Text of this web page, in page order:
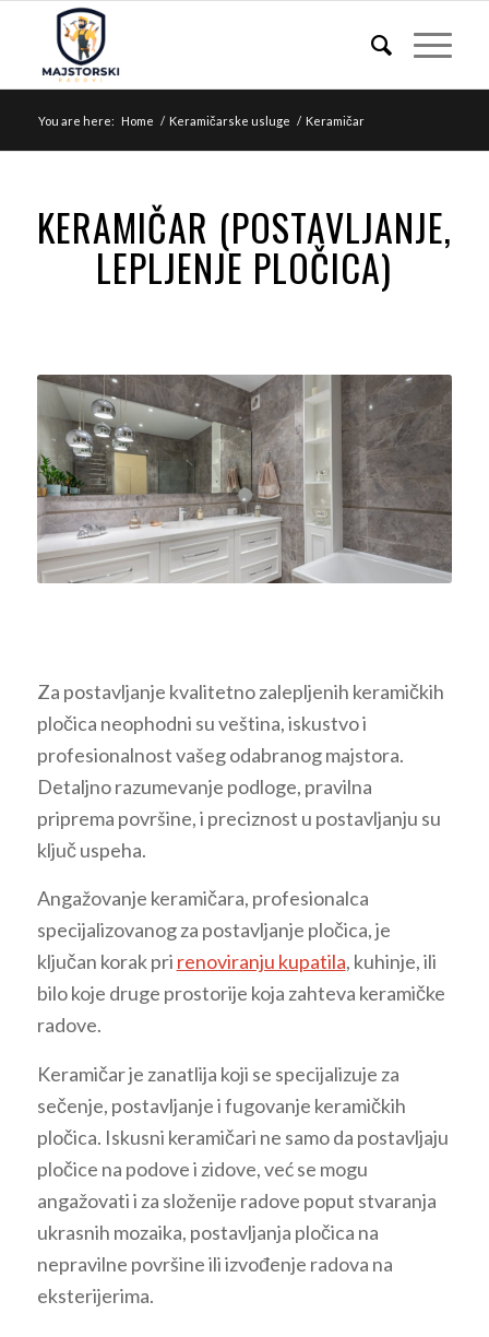
You are here: Home / Keramičarske usluge / Keramičar
KERAMIČAR (POSTAVLJANJE,
LEPLJENJE PLOČICA)
Za postavljanje kvalitetno zalepljenih keramičkih
pločica neophodni su veština, iskustvo i
profesionalnost vašeg odabranog majstora.
Detaljno razumevanje podloge, pravilna
priprema površine, i preciznost u postavljanju su
ključ uspeha.
Angažovanje keramičara, profesionalca
specijalizovanog za postavljanje pločica, je
ključan korak pri renoviranju kupatila, kuhinje, ili
bilo koje druge prostorije koja zahteva keramičke
radove.
Keramičar je zanatlija koji se specijalizuje za
sečenje, postavljanje i fugovanje keramičkih
pločica. Iskusni keramičari ne samo da postavljaju
pločice na podove i zidove, već se mogu
angažovati i za složenije radove poput stvaranja
ukrasnih mozaika, postavljanja pločica na
nepravilne površine ili izvođenje radova na
eksterijerima.